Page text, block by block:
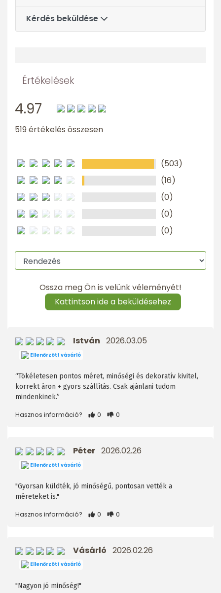
Kérdés beküldése
Értékelések
4.97
519 értékelés összesen
(503)
(16)
(0)
(0)
(0)
Ossza meg Ön is velünk véleményét!
Kattintson ide a beküldésehez
István 2026.03.05
Ellenőrzött vásárló
“Tökéletesen pontos méret, minőségi és dekoratív kivitel,
korrekt áron + gyors szállítás. Csak ajánlani tudom
mindenkinek.”
Hasznos információ? 0 0
Péter 2026.02.26
Ellenőrzött vásárló
"Gyorsan küldték, jó minőségű, pontosan vették a
méreteket is."
Hasznos információ? 0 0
Vásárló 2026.02.26
Ellenőrzött vásárló
"Nagyon jó minőség!"